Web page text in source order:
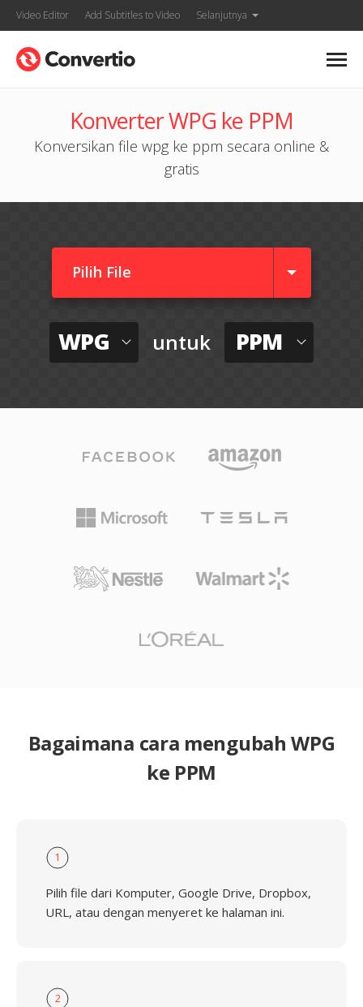
Video Editor Add Subtitles to Video Selanjutnya
Konverter WPG ke PPM
Konversikan file wpg ke ppm secara online &
gratis
Pilih File
WPG untuk PPM
Bagaimana cara mengubah WPG
ke PPM
1
Pilih file dari Komputer, Google Drive, Dropbox,
URL, atau dengan menyeret ke halaman ini.
2